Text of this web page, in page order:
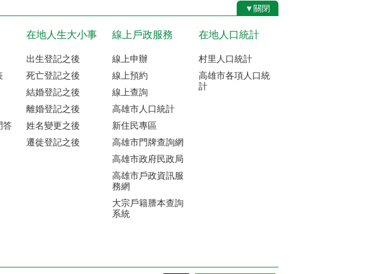
▼關閉
答
在地人生大小事
出生登記之後
死亡登記之後
結婚登記之後
離婚登記之後
姓名變更之後
遷徙登記之後
線上戶政服務
線上申辦
線上預約
線上查詢
高雄市人口統計
新住民專區
高雄市門牌查詢網
高雄市政府民政局
高雄市戶政資訊服
務網
大宗戶籍謄本查詢
系統
在地人口統計
村里人口統計
高雄市各項人口統
計